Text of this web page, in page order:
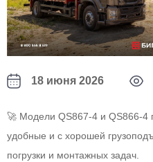
18 июня 2026
🚀 Модели QS867‑4 и
удобные и с хорошей
погрузки и монтажных задач.